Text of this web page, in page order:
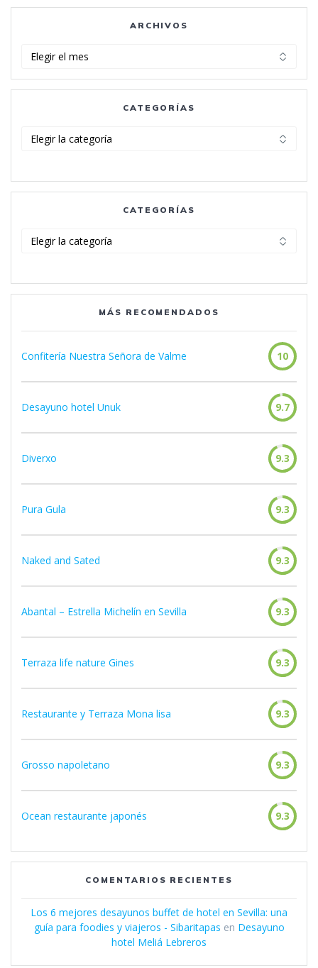
ARCHIVOS
CATEGORÍAS
CATEGORÍAS
MÁS RECOMENDADOS
Confitería Nuestra Señora de Valme 10
Desayuno hotel Unuk 9.7
Diverxo 9.3
Pura Gula 9.3
Naked and Sated 9.3
Abantal – Estrella Michelín en Sevilla 9.3
Terraza life nature Gines 9.3
Restaurante y Terraza Mona lisa 9.3
Grosso napoletano 9.3
Ocean restaurante japonés 9.3
COMENTARIOS RECIENTES
Los 6 mejores desayunos buffet de hotel en Sevilla: una
guía para foodies y viajeros - Sibaritapas en Desayuno
hotel Meliá Lebreros